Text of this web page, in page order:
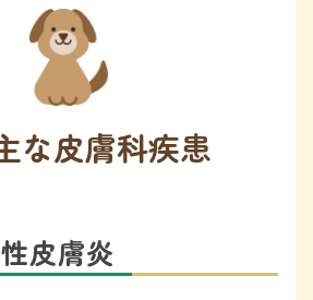
な皮膚科疾患
皮膚炎